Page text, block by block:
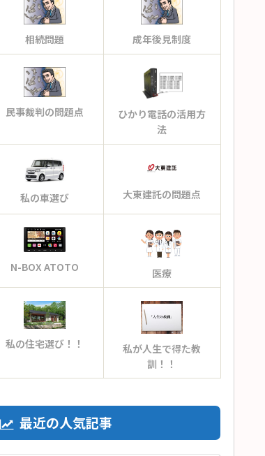
相続問題 成年後見制度
民事裁判の問題点
ひかり電話の活用方
法
私の車選び 大東建託の問題点
N-BOX ATOTO 医療
私の住宅選び！！
私が人生で得た教
訓！！
最近の人気記事